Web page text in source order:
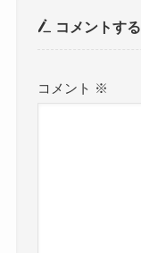
コメントする
コメント ※